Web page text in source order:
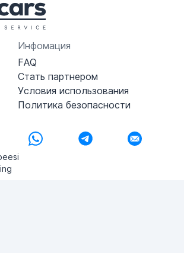
Инфомация
FAQ
Стать партнером
Условия использования
Политика безопасности